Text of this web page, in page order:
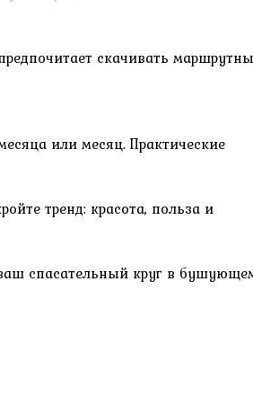
скачивать
или месяц. Практические
тренд: красота, польза и
спасательный круг в